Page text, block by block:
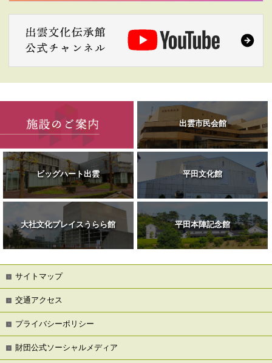
出雲市民会館
ビッグハート出雲 平田文化館
大社文化プレイスうらら館 平田本陣記念館
サイトマップ
交通アクセス
プライバシーポリシー
財団公式ソーシャルメディア